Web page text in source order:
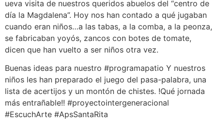
ueva visita de nuestros queridos abuelos del “centro de
día la Magdalena”. Hoy nos han contado a qué jugaban
cuando eran niños…a las tabas, a la comba, a la peonza,
se fabricaban yoyós, zancos con botes de tomate,
dicen que han vuelto a ser niños otra vez.
Buenas ideas para nuestro #programapatio Y nuestros
niños les han preparado el juego del pasa-palabra, una
lista de acertijos y un montón de chistes. !Qué jornada
más entrañable!! #proyectointergeneracional
#EscuchArte #ApsSantaRita